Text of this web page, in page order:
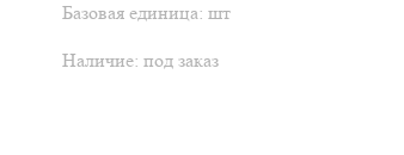
Базовая единица: шт
Наличие: под заказ